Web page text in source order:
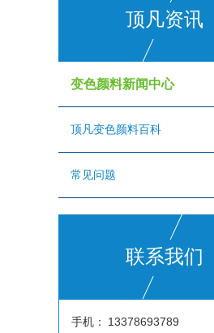
顶凡资讯
变色颜料新闻中心
顶凡变色颜料百科
常见问题
联系我们
手机：
13378693789